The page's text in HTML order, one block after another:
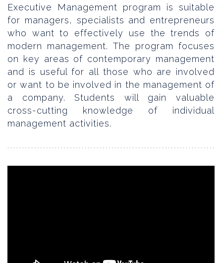
Executive Management program is suitable
for managers, specialists and entrepreneurs
who want to effectively use the trends of
modern management. The program focuses
on key areas of contemporary management
and is useful for all those who are involved
or want to be involved in the management of
a company. Students will gain valuable
cross-cutting knowledge of individual
management activities.